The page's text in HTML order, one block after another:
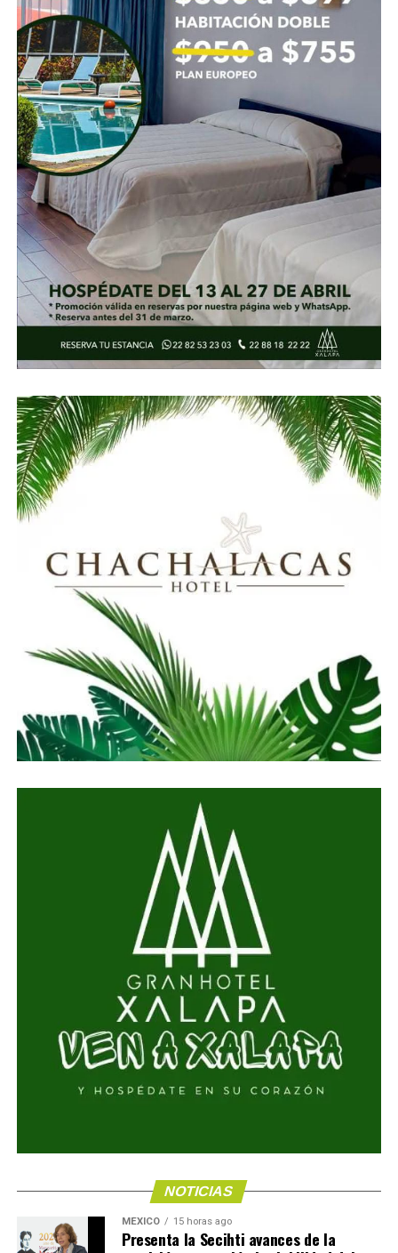
NOTICIAS
MÉXICO 15 horas ago
Presenta la Secihti avances de la